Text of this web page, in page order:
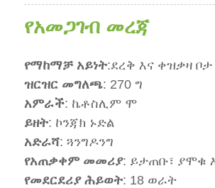
የአመጋገብ መረጃ
የማከማቻ አይነት:ደረቅ እና ቀዝቃዛ ቦታ
ዝርዝር መግለጫ: 270 ግ
አምራች: ኬቶስሊም ሞ
ይዘት: ኮንጃክ ኑድል
አድራሻ: ጓንግዶንግ
የአጠቃቀም መመሪያ: ይታጠቡ፣ ያሞቁ
የመደርደሪያ ሕይወት: 18 ወራት